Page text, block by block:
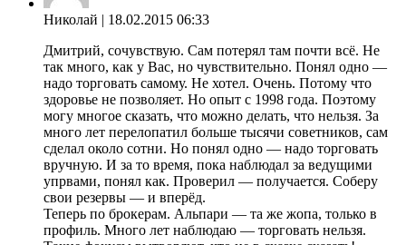
Николай | 18.02.2015 06:33
Дмитрий, сочувствую. Сам потерял там почти всё. Не
так много, как у Вас, но чувствительно. Понял одно —
надо торговать самому. Не хотел. Очень. Потому что
здоровье не позволяет. Но опыт с 1998 года. Поэтому
могу многое сказать, что можно делать, что нельзя. За
много лет перелопатил больше тысячи советников, сам
сделал около сотни. Но понял одно — надо торговать
вручную. И за то время, пока наблюдал за ведущими
упрвами, понял как. Проверил — получается. Соберу
свои резервы — и вперёд.
Теперь по брокерам. Альпари — та же жопа, только в
профиль. Много лет наблюдаю — торговать нельзя.